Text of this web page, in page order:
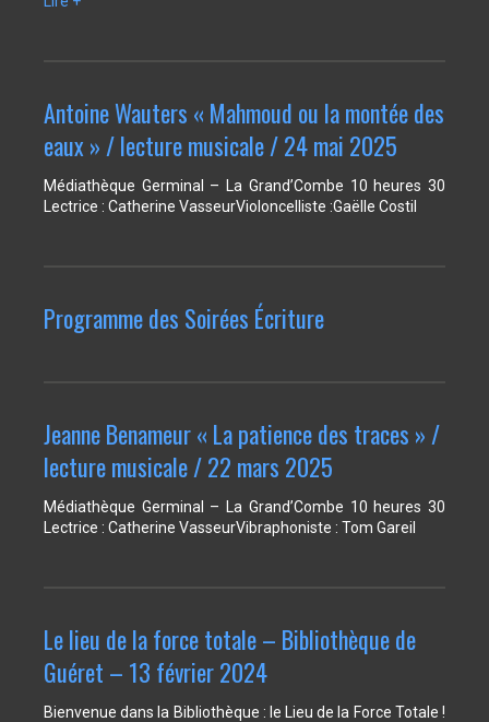
Antoine Wauters « Mahmoud ou la montée des
eaux » / lecture musicale / 24 mai 2025
Médiathèque Germinal – La Grand’Combe 10 heures 30
Lectrice : Catherine VasseurVioloncelliste :Gaëlle Costil
Programme des Soirées Écriture
Jeanne Benameur « La patience des traces » /
lecture musicale / 22 mars 2025
Médiathèque Germinal – La Grand’Combe 10 heures 30
Lectrice : Catherine VasseurVibraphoniste : Tom Gareil
Le lieu de la force totale – Bibliothèque de
Guéret – 13 février 2024
Bienvenue dans la Bibliothèque : le Lieu de la Force Totale !